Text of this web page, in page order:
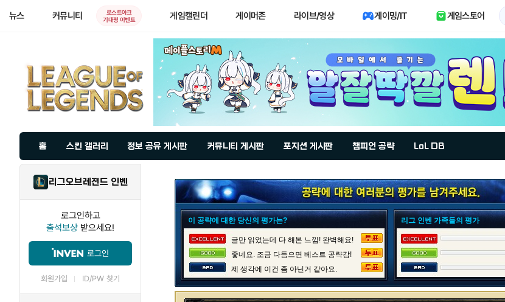
뉴스 커뮤니티
로스트아크
기대평 이벤트
게임캘린더 게이머존 라이브/영상 게이밍/IT 게임스토어
홈 스킨 갤러리 정보 공유 게시판 커뮤니티 게시판 포지션 게시판 챔피언 공략 LoL DB
리그오브레전드 인벤
로그인하고
출석보상 받으세요!
로그인
회원가입 ID/PW 찾기
이 공략에 대한 당신의 평가는?
글만 읽었는데 다 해본 느낌! 완벽해요!
좋네요. 조금 다듬으면 베스트 공략감!
제 생각에 이건 좀 아닌거 같아요.
리그 인벤 가족들의 평가